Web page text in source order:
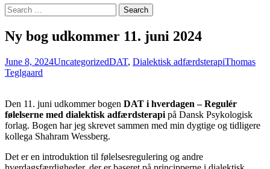
Search
for:
Ny bog udkommer 11. juni 2024
June 8, 2024UncategorizedDAT, Dialektisk adfærdsterapiThomas
Teglgaard
Den 11. juni udkommer bogen DAT i hverdagen – Regulér
følelserne med dialektisk adfærdsterapi på Dansk Psykologisk
forlag. Bogen har jeg skrevet sammen med min dygtige og tidligere
kollega Shahram Wessberg.
Det er en introduktion til følelsesregulering og andre